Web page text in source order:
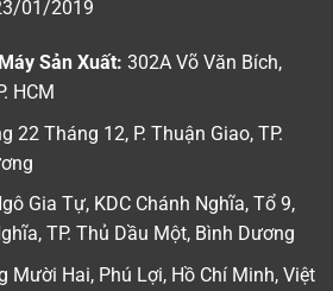
01/2019
Sản Xuất: 302A Võ Văn Bích,
HCM
22 Tháng 12, P. Thuận Giao, TP.
Gia Tự, KDC Chánh Nghĩa, Tổ 9,
TP. Thủ Dầu Một, Bình Dương
Mười Hai, Phú Lợi, Hồ Chí Minh, Việt